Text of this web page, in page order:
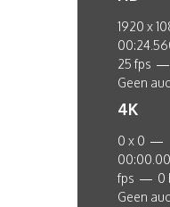
1920 x
25 fps
Geen
4K
0 x 0 —
fps — 0
Geen